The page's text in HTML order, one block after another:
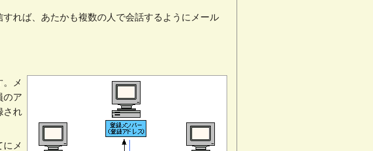
れば、あたかも複数の人で会話するようにメール
。メ
のア
され
にメ